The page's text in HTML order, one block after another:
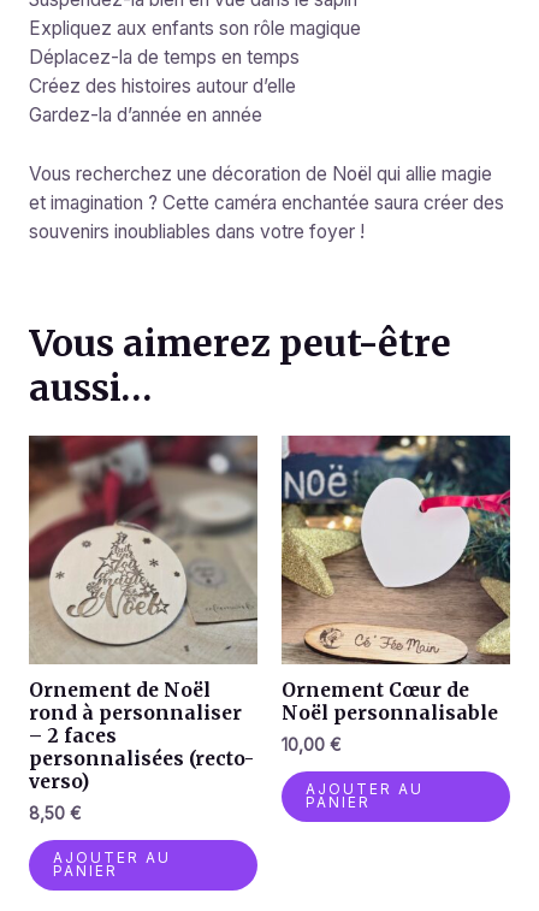
Expliquez aux enfants son rôle magique
Déplacez-la de temps en temps
Créez des histoires autour d’elle
Gardez-la d’année en année
Vous recherchez une décoration de Noël qui allie magie
et imagination ? Cette caméra enchantée saura créer des
souvenirs inoubliables dans votre foyer !
Vous aimerez peut-être
aussi…
Ornement de Noël
rond à personnaliser
– 2 faces
personnalisées (recto-
verso)
8,50 €
AJOUTER AU
PANIER
Ornement Cœur de
Noël personnalisable
10,00 €
AJOUTER AU
PANIER